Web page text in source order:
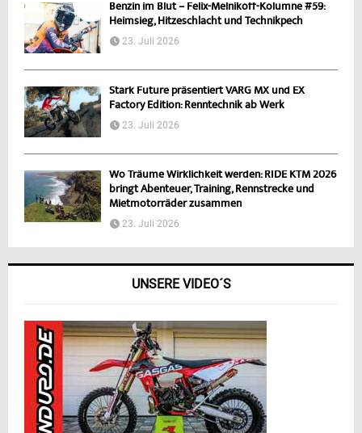
Benzin im Blut – Felix-Melnikoff-Kolumne #59:
Heimsieg, Hitzeschlacht und Technikpech
23. Juli 2026
Stark Future präsentiert VARG MX und EX
Factory Edition: Renntechnik ab Werk
23. Juli 2026
Wo Träume Wirklichkeit werden: RIDE KTM 2026
bringt Abenteuer, Training, Rennstrecke und
Mietmotorräder zusammen
23. Juli 2026
UNSERE VIDEO´S